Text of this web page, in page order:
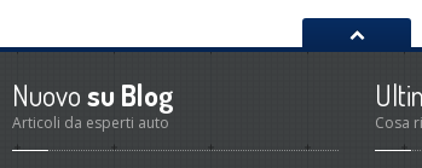
Nuovosu Blog
Articoli da esperti auto Cosa